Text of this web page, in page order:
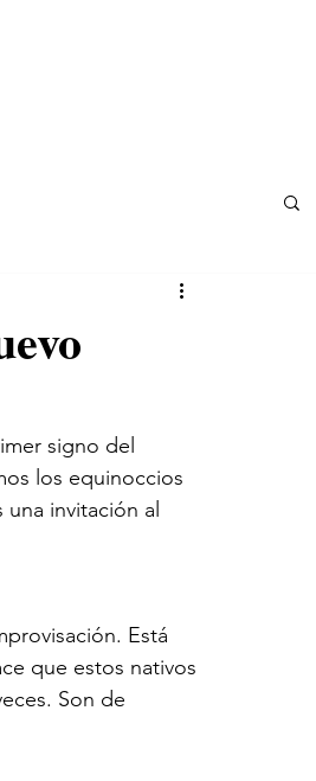
signo del
los equinoccios
invitación al
Está
que estos nativos
Son de